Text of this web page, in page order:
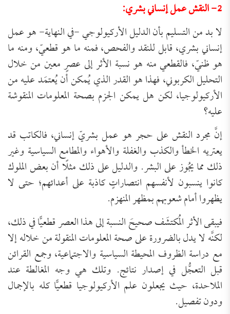
2- النقش عمل إنساني بشري:
لا بد من التسليم بأن الدليل الأركيولوجي -في النهاية- هو عمل
إنساني بشري، قابل للنقد والفحص، فمنه ما هو قطعيّ، ومنه ما
هو ظنيّ، فالقطعي منه هو نسبة الأثر إلى عصرٍ معين من خلال
التحليل الكربوني، فهذا هو القدر الذي يُمكن أن يُعتمَد عليه من
الأركيولوجيا، لكن هل يمكن الجزم بصحة المعلومات المنقوشة
عليه؟
إنَّ مجرد النقش على حجر هو عمل بشريّ إنساني، فالكاتب قد
يعتريه الخطأ والكذب والغفلة والأهواء والمطامع السياسية وغير
ذلك مما يجُوز على البشر. والدليل على ذلك مثلًا أن بعض الملوك
كانوا ينسبون لأنفسهم انتصاراتٍ كاذبة على أعدائهم؛ حتى لا
يظهروا أمام شعوبهم بمظهر المنهزم.
فيبقى الأثر المُكتشَف صحيحَ النسبة إلى هذا العصر قطعيًّا في ذلك،
لكنَّه لا يدل بالضرورة على صحة المعلومات المنقولة من خلاله إلا
مع دراسة الظروف المحيطة السياسية والاجتماعية، وجمع القرائن
قبل التعجُّل في إصدار نتائج. وتلك هي وجه المغالطة عند
الملاحدة، حيث يجعلون علم الأركيولوجيا قطعيًّا كله بالإجمال
ودون تفصيل.